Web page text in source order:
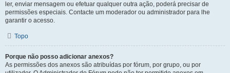
ler, enviar mensagem ou efetuar qualquer outra ação, poderá precisar de
permissões especiais. Contacte um moderador ou administrador para lhe
garantir o acesso.
Topo
Porque não posso adicionar anexos?
As permissões dos anexos são atribuídas por fórum, por grupo, ou por